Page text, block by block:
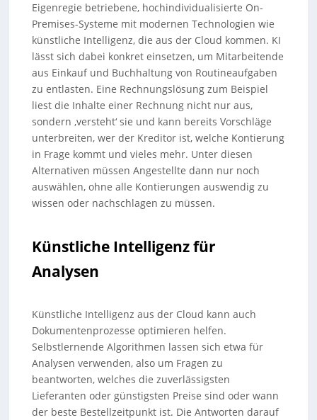
Eigenregie betriebene, hochindividualisierte On-
Premises-Systeme mit modernen Technologien wie
künstliche Intelligenz, die aus der Cloud kommen. KI
lässt sich dabei konkret einsetzen, um Mitarbeitende
aus Einkauf und Buchhaltung von Routineaufgaben
zu entlasten. Eine Rechnungslösung zum Beispiel
liest die Inhalte einer Rechnung nicht nur aus,
sondern ‚versteht‘ sie und kann bereits Vorschläge
unterbreiten, wer der Kreditor ist, welche Kontierung
in Frage kommt und vieles mehr. Unter diesen
Alternativen müssen Angestellte dann nur noch
auswählen, ohne alle Kontierungen auswendig zu
wissen oder nachschlagen zu müssen.
Künstliche Intelligenz für
Analysen
Künstliche Intelligenz aus der Cloud kann auch
Dokumentenprozesse optimieren helfen.
Selbstlernende Algorithmen lassen sich etwa für
Analysen verwenden, also um Fragen zu
beantworten, welches die zuverlässigsten
Lieferanten oder günstigsten Preise sind oder wann
der beste Bestellzeitpunkt ist. Die Antworten darauf